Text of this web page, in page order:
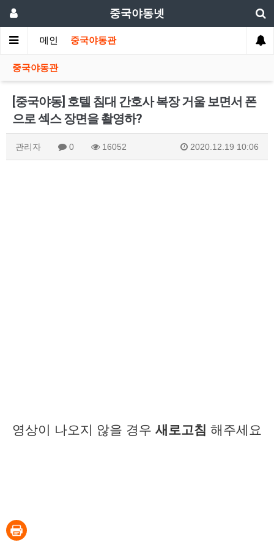
중국야동넷
메인 중국야동관
중국야동관
[중국야동] 호텔 침대 간호사 복장 거울 보면서 폰
으로 섹스 장면을 촬영하?
관리자 0 16052 2020.12.19 10:06
영상이 나오지 않을 경우 새로고침 해주세요